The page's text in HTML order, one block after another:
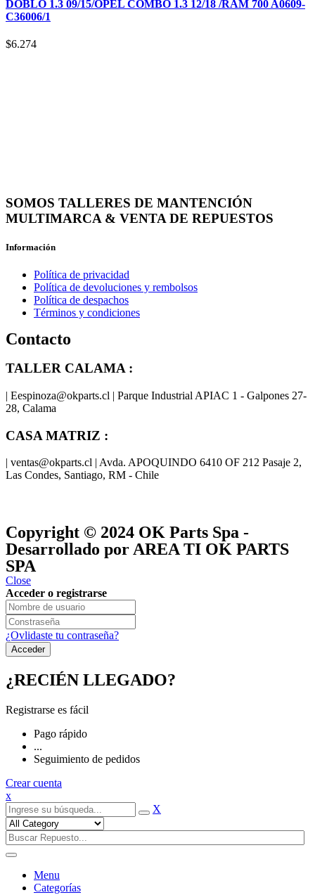
DOBLO 1.3 09/15/OPEL COMBO 1.3 12/18 /RAM 700 A0609-
C36006/1
$6.274
SOMOS TALLERES DE MANTENCIÓN
MULTIMARCA & VENTA DE REPUESTOS
Información
Política de privacidad
Política de devoluciones y rembolsos
Política de despachos
Términos y condiciones
Contacto
TALLER CALAMA :
| Eespinoza@okparts.cl | Parque Industrial APIAC 1 - Galpones 27-
28, Calama
CASA MATRIZ :
| ventas@okparts.cl | Avda. APOQUINDO 6410 OF 212 Pasaje 2,
Las Condes, Santiago, RM - Chile
Copyright © 2024 OK Parts Spa -
Desarrollado por AREA TI OK PARTS
SPA
Close
Acceder o registrarse
¿Ovlidaste tu contraseña?
¿RECIÉN LLEGADO?
Registrarse es fácil
Pago rápido
...
Seguimiento de pedidos
Crear cuenta
x
X
Menu
Categorías